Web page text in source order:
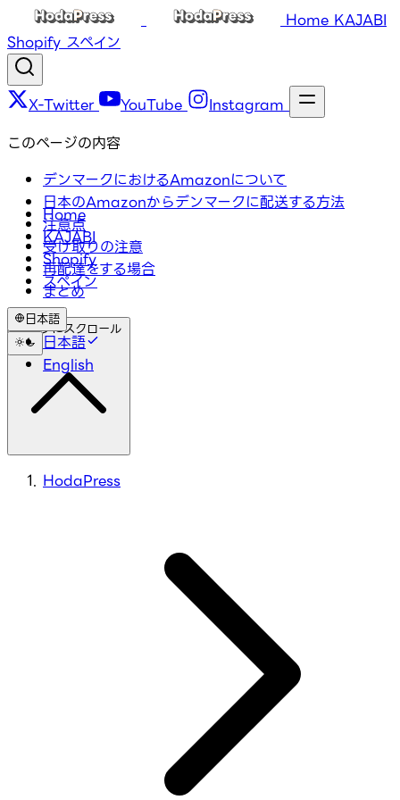
Home KAJABI
Shopify スペイン
X-Twitter YouTube Instagram
Home
KAJABI
Shopify
スペイン
日本語
日本語
English
このページの内容
デンマークにおけるAmazonについて
日本のAmazonからデンマークに配送する方法
注意点
受け取りの注意
再配達をする場合
まとめ
トップにスクロール
HodaPress